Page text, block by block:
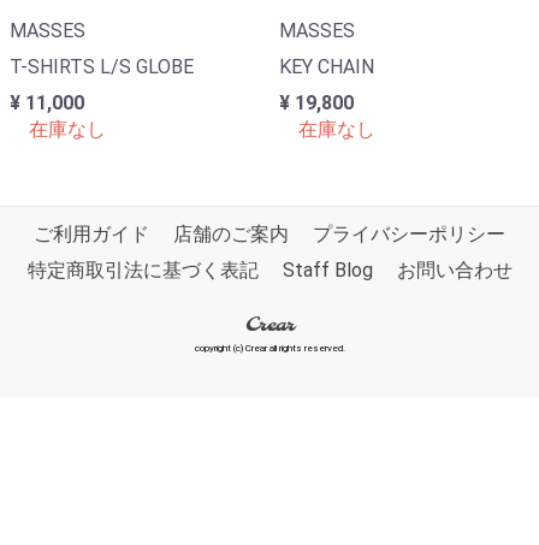
MASSES
T-SHIRTS L/S GLOBE
¥ 11,000
在庫なし
MASSES
KEY CHAIN
¥ 19,800
在庫なし
ご利用ガイド 店舗のご案内
プライバシーポリシー
特定商取引法に基づく表記
Staff Blog お問い合わせ
Crear
copyright (c) Crear all rights reserved.